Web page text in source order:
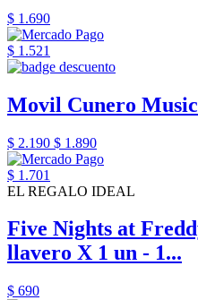
$ 1.690
$ 1.521
Movil Cunero
$ 2.190 $ 1.890
$ 1.701
EL REGALO IDEAL
Five Nights at
llavero X 1 un - 1...
$ 690